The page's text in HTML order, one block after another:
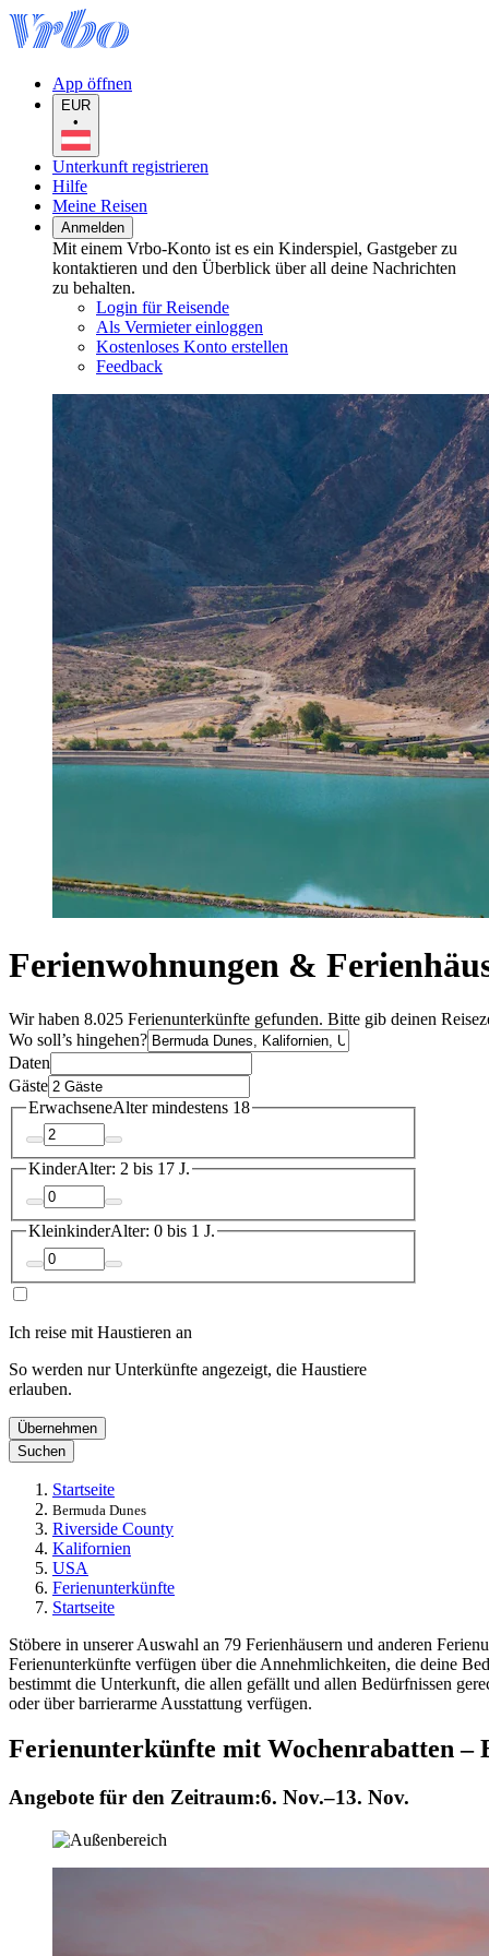
App öffnen
EUR
•
Unterkunft registrieren
Hilfe
Meine Reisen
Anmelden
Mit einem Vrbo-Konto ist es ein Kinderspiel, Gastgeber zu
kontaktieren und den Überblick über all deine Nachrichten
zu behalten.
Login für Reisende
Als Vermieter einloggen
Kostenloses Konto erstellen
Feedback
Ferienwohnungen &
Wir haben 8.025 Ferienunterkünfte gefunden. Bitte gib deinen
Wo soll’s hingehen?
Daten
Gäste
ErwachseneAlter mindestens 18
KinderAlter: 2 bis 17 J.
KleinkinderAlter: 0 bis 1 J.
Ich reise mit Haustieren an
So werden nur Unterkünfte angezeigt, die Haustiere
erlauben.
Übernehmen
Suchen
Startseite
Bermuda Dunes
Riverside County
Kalifornien
USA
Ferienunterkünfte
Startseite
Stöbere in unserer Auswahl an 79 Ferienhäusern und anderen
Ferienunterkünfte verfügen über die Annehmlichkeiten, die deine
bestimmt die Unterkunft, die allen gefällt und allen Bedürfnissen
oder über barrierarme Ausstattung verfügen.
Ferienunterkünfte mit Wochenrabatten –
Angebote für den Zeitraum:6. Nov.–13. Nov.